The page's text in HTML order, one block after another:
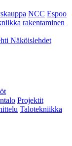
NCC Espoo
rakentaminen
Näköislehdet
Projektit
Talotekniikka